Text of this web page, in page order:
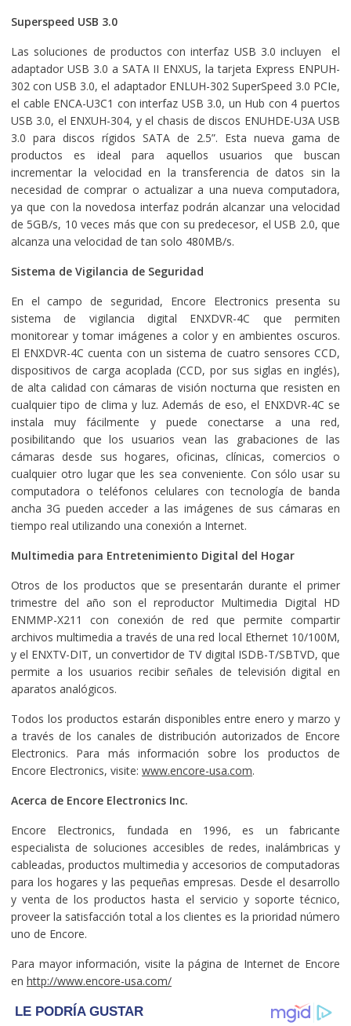
Superspeed USB 3.0
Las soluciones de productos con interfaz USB 3.0 incluyen el
adaptador USB 3.0 a SATA II ENXUS, la tarjeta Express ENPUH-
302 con USB 3.0, el adaptador ENLUH-302 SuperSpeed 3.0 PCIe,
el cable ENCA-U3C1 con interfaz USB 3.0, un Hub con 4 puertos
USB 3.0, el ENXUH-304, y el chasis de discos ENUHDE-U3A USB
3.0 para discos rígidos SATA de 2.5”. Esta nueva gama de
productos es ideal para aquellos usuarios que buscan
incrementar la velocidad en la transferencia de datos sin la
necesidad de comprar o actualizar a una nueva computadora,
ya que con la novedosa interfaz podrán alcanzar una velocidad
de 5GB/s, 10 veces más que con su predecesor, el USB 2.0, que
alcanza una velocidad de tan solo 480MB/s.
Sistema de Vigilancia de Seguridad
En el campo de seguridad, Encore Electronics presenta su
sistema de vigilancia digital ENXDVR-4C que permiten
monitorear y tomar imágenes a color y en ambientes oscuros.
El ENXDVR-4C cuenta con un sistema de cuatro sensores CCD,
dispositivos de carga acoplada (CCD, por sus siglas en inglés),
de alta calidad con cámaras de visión nocturna que resisten en
cualquier tipo de clima y luz. Además de eso, el ENXDVR-4C se
instala muy fácilmente y puede conectarse a una red,
posibilitando que los usuarios vean las grabaciones de las
cámaras desde sus hogares, oficinas, clínicas, comercios o
cualquier otro lugar que les sea conveniente. Con sólo usar su
computadora o teléfonos celulares con tecnología de banda
ancha 3G pueden acceder a las imágenes de sus cámaras en
tiempo real utilizando una conexión a Internet.
Multimedia para Entretenimiento Digital del Hogar
Otros de los productos que se presentarán durante el primer
trimestre del año son el reproductor Multimedia Digital HD
ENMMP-X211 con conexión de red que permite compartir
archivos multimedia a través de una red local Ethernet 10/100M,
y el ENXTV-DIT, un convertidor de TV digital ISDB-T/SBTVD, que
permite a los usuarios recibir señales de televisión digital en
aparatos analógicos.
Todos los productos estarán disponibles entre enero y marzo y
a través de los canales de distribución autorizados de Encore
Electronics. Para más información sobre los productos de
Encore Electronics, visite: www.encore-usa.com.
Acerca de Encore Electronics Inc.
Encore Electronics, fundada en 1996, es un fabricante
especialista de soluciones accesibles de redes, inalámbricas y
cableadas, productos multimedia y accesorios de computadoras
para los hogares y las pequeñas empresas. Desde el desarrollo
y venta de los productos hasta el servicio y soporte técnico,
proveer la satisfacción total a los clientes es la prioridad número
uno de Encore.
Para mayor información, visite la página de Internet de Encore
en http://www.encore-usa.com/